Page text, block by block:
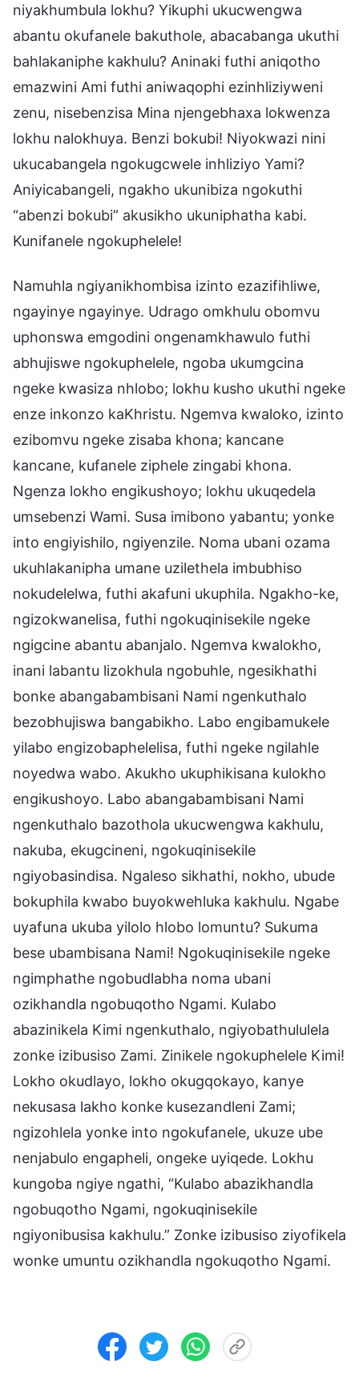
niyakhumbula lokhu? Yikuphi ukucwengwa
abantu okufanele bakuthole, abacabanga ukuthi
bahlakaniphe kakhulu? Aninaki futhi aniqotho
emazwini Ami futhi aniwaqophi ezinhliziyweni
zenu, nisebenzisa Mina njengebhaxa lokwenza
lokhu nalokhuya. Benzi bokubi! Niyokwazi nini
ukucabangela ngokugcwele inhliziyo Yami?
Aniyicabangeli, ngakho ukunibiza ngokuthi
“abenzi bokubi” akusikho ukuniphatha kabi.
Kunifanele ngokuphelele!
Namuhla ngiyanikhombisa izinto ezazifihliwe,
ngayinye ngayinye. Udrago omkhulu obomvu
uphonswa emgodini ongenamkhawulo futhi
abhujiswe ngokuphelele, ngoba ukumgcina
ngeke kwasiza nhlobo; lokhu kusho ukuthi ngeke
enze inkonzo kaKhristu. Ngemva kwaloko, izinto
ezibomvu ngeke zisaba khona; kancane
kancane, kufanele ziphele zingabi khona.
Ngenza lokho engikushoyo; lokhu ukuqedela
umsebenzi Wami. Susa imibono yabantu; yonke
into engiyishilo, ngiyenzile. Noma ubani ozama
ukuhlakanipha umane uzilethela imbubhiso
nokudelelwa, futhi akafuni ukuphila. Ngakho-ke,
ngizokwanelisa, futhi ngokuqinisekile ngeke
ngigcine abantu abanjalo. Ngemva kwalokho,
inani labantu lizokhula ngobuhle, ngesikhathi
bonke abangabambisani Nami ngenkuthalo
bezobhujiswa bangabikho. Labo engibamukele
yilabo engizobaphelelisa, futhi ngeke ngilahle
noyedwa wabo. Akukho ukuphikisana kulokho
engikushoyo. Labo abangabambisani Nami
ngenkuthalo bazothola ukucwengwa kakhulu,
nakuba, ekugcineni, ngokuqinisekile
ngiyobasindisa. Ngaleso sikhathi, nokho, ubude
bokuphila kwabo buyokwehluka kakhulu. Ngabe
uyafuna ukuba yilolo hlobo lomuntu? Sukuma
bese ubambisana Nami! Ngokuqinisekile ngeke
ngimphathe ngobudlabha noma ubani
ozikhandla ngobuqotho Ngami. Kulabo
abazinikela Kimi ngenkuthalo, ngiyobathululela
zonke izibusiso Zami. Zinikele ngokuphelele Kimi!
Lokho okudlayo, lokho okugqokayo, kanye
nekusasa lakho konke kusezandleni Zami;
ngizohlela yonke into ngokufanele, ukuze ube
nenjabulo engapheli, ongeke uyiqede. Lokhu
kungoba ngiye ngathi, “Kulabo abazikhandla
ngobuqotho Ngami, ngokuqinisekile
ngiyonibusisa kakhulu.” Zonke izibusiso ziyofikela
wonke umuntu ozikhandla ngokuqotho Ngami.